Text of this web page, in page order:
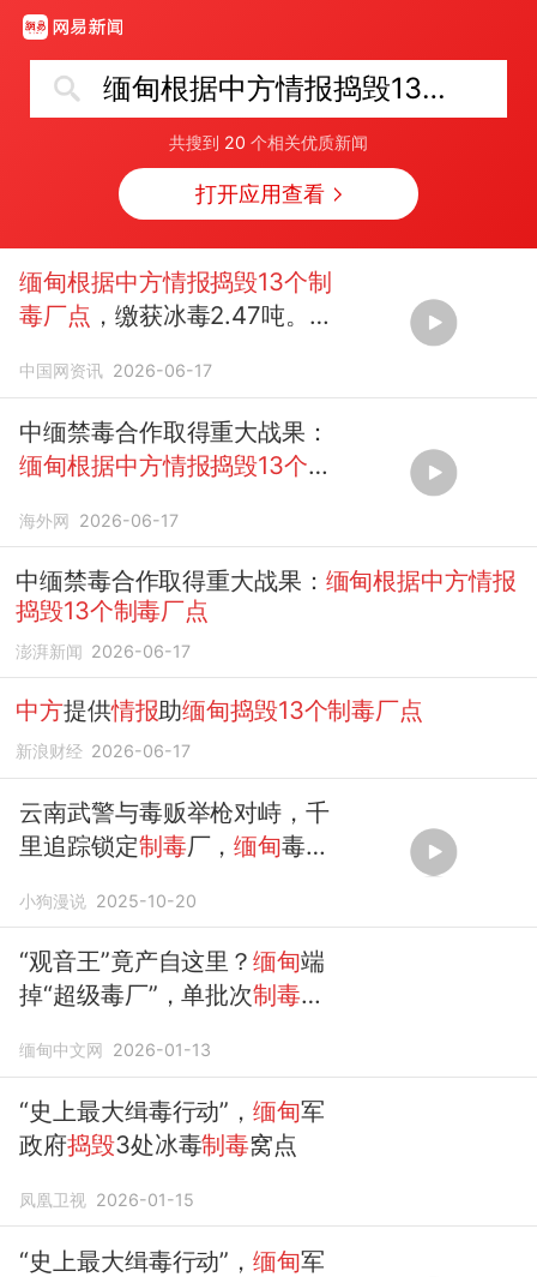
缅甸根据中方情报捣毁13个制毒厂点
共搜到 20 个相关优质新闻
打开应用查看
缅甸根据中方情报捣毁13个制
毒厂点 ，缴获冰毒2.47吨。
中国网资讯 2026-06-17
中缅禁毒合作取得重大战果：
缅甸根据中方情报捣毁13个制
海外网 2026-06-17
中缅禁毒合作取得重大战果： 缅甸根据中方情报
捣毁13个制毒厂点
澎湃新闻 2026-06-17
中方提供情报助缅甸捣毁13个制毒厂点
新浪财经 2026-06-17
云南武警与毒贩举枪对峙，千
里追踪锁定制毒厂，缅甸毒枭
小狗漫说 2025-10-20
“观音王”竟产自这里？缅甸端
掉“超级毒厂”，单批次制毒量
缅甸中文网 2026-01-13
“史上最大缉毒行动”，缅甸军
政府捣毁3处冰毒制毒窝点
凤凰卫视 2026-01-15
“史上最大缉毒行动”，缅甸军